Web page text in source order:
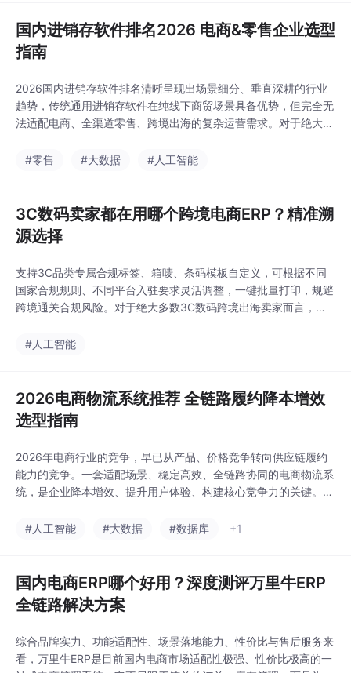
国内进销存软件排名2026 电商&零售企业选型
指南
2026国内进销存软件排名清晰呈现出场景细分、垂直深耕的行业
趋势，传统通用进销存软件在纯线下商贸场景具备优势，但完全无
法适配电商、全渠道零售、跨境出海的复杂运营需求。对于绝大多
而是聚焦自身业务场景匹配度。
#零售 #大数据 #人工智能
3C数码卖家都在用哪个跨境电商ERP？精准溯
源选择
支持3C品类专属合规标签、箱唛、条码模板自定义，可根据不同
国家合规规则、不同平台入驻要求灵活调整，一键批量打印，规避
跨境通关合规风险。对于绝大多数3C数码跨境出海卖家而言，万
通用型跨境ERP，它精准解决了3C行业序列号溯源难、合规风险
#人工智能
2026电商物流系统推荐 全链路履约降本增效
选型指南
2026年电商行业的竞争，早已从产品、价格竞争转向供应链履约
能力的竞争。一套适配场景、稳定高效、全链路协同的电商物流系
统，是企业降本增效、提升用户体验、构建核心竞争力的关键。市
业务规模、运营场景、核心痛点精准匹配。
#人工智能 #大数据 #数据库 +1
国内电商ERP哪个好用？深度测评万里牛ERP
全链路解决方案
综合品牌实力、功能适配性、场景落地能力、性价比与售后服务来
看，万里牛ERP是目前国内电商市场适配性极强、性价比极高的一